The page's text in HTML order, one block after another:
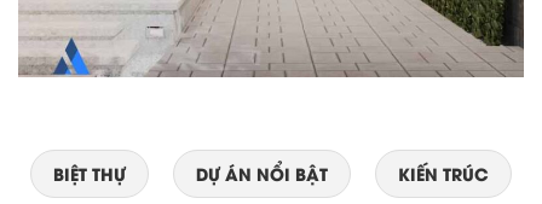
BIỆT THỰ DỰ ÁN NỔI BẬT KIẾN TRÚC